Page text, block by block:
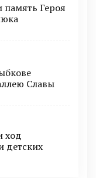
память Героя
Славы
ход
детских